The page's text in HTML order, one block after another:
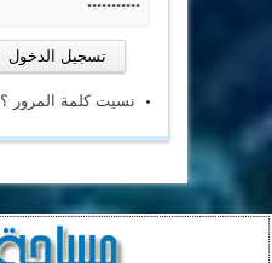
نسيت كلمة المرور ؟